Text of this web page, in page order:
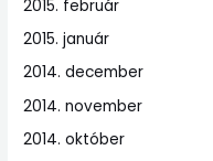
2015. február
2015. január
2014. december
2014. november
2014. október